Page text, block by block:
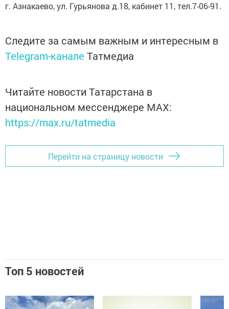
г. Азнакаево, ул. Гурьянова д.18, кабинет 11, тел.7-06-91.
Следите за самым важным и интересным в
Telegram-канале Татмедиа
Читайте новости Татарстана в
национальном мессенджере MАХ:
https://max.ru/tatmedia
Перейти на страницу новости
Топ 5 новостей